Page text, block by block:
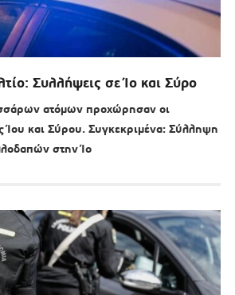
Συλλήψεις σε Ίο και Σύρο
ατόμων προχώρησαν οι
Ίου και Σύρου. Συγκεκριμένα: Σύλληψη
στην Ίο